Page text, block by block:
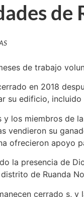
de
de trabajo
en 2018
su edificio,
y los miembros de
vendieron su
ofrecieron apoyo
la presencia de
de Ruanda
cerrado s, y